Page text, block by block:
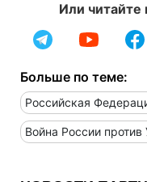
Или читайте
Больше по теме:
Российская
Война России